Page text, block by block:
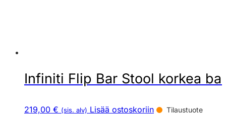
Infiniti Flip Bar Stool korkea
219,00 € (sis. alv) Lisää ostoskoriin Tilaustuote